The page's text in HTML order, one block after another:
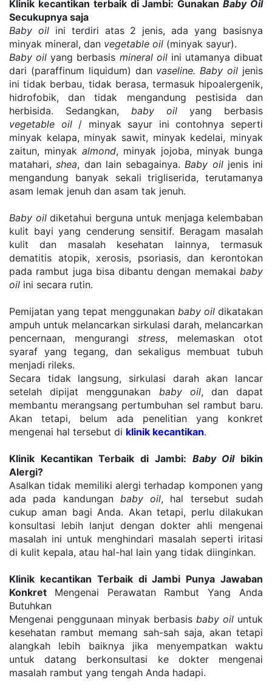
Klinik kecantikan terbaik di Jambi: Gunakan Baby Oil
Secukupnya saja
Baby oil ini terdiri atas 2 jenis, ada yang basisnya
minyak mineral, dan vegetable oil (minyak sayur).
Baby oil yang berbasis mineral oil ini utamanya dibuat
dari (paraffinum liquidum) dan vaseline. Baby oil jenis
ini tidak berbau, tidak berasa, termasuk hipoalergenik,
hidrofobik, dan tidak mengandung pestisida dan
herbisida. Sedangkan, baby oil
vegetable oil / minyak sayur ini contohnya seperti
minyak kelapa, minyak sawit, minyak kedelai, minyak
zaitun, minyak almond, minyak jojoba, minyak bunga
matahari, shea, dan lain sebagainya. Baby oil jenis ini
mengandung banyak sekali trigliserida, terutamanya
asam lemak jenuh dan asam tak jenuh.
Baby oil diketahui berguna untuk menjaga kelembaban
kulit bayi yang cenderung sensitif. Beragam masalah
kulit dan masalah kesehatan lainnya, termasuk
dematitis atopik, xerosis, psoriasis, dan kerontokan
pada rambut juga bisa dibantu dengan memakai baby
oil ini secara rutin.
Pemijatan yang tepat menggunakan baby oil dikatakan
ampuh untuk melancarkan sirkulasi darah, melancarkan
pencernaan, mengurangi stress, melemaskan otot
syaraf yang tegang, dan sekaligus membuat tubuh
menjadi rileks.
Secara tidak langsung, sirkulasi darah akan lancar
setelah dipijat menggunakan baby oil, dan dapat
membantu merangsang pertumbuhan sel rambut baru.
Akan tetapi, belum ada penelitian yang konkret
mengenai hal tersebut di klinik kecantikan.
Klinik Kecantikan Terbaik di Jambi: Baby Oil bikin
Alergi?
Asalkan tidak memiliki alergi terhadap komponen yang
ada pada kandungan baby oil, hal tersebut sudah
cukup aman bagi Anda. Akan tetapi, perlu dilakukan
konsultasi lebih lanjut dengan dokter ahli mengenai
masalah ini untuk menghindari masalah seperti iritasi
di kulit kepala, atau hal-hal lain yang tidak diinginkan.
Klinik kecantikan Terbaik di Jambi Punya Jawaban
Konkret Mengenai Perawatan Rambut Yang Anda
Butuhkan
Mengenai penggunaan minyak berbasis baby oil untuk
kesehatan rambut memang sah-sah saja, akan tetapi
alangkah lebih baiknya jika menyempatkan waktu
untuk datang berkonsultasi ke dokter mengenai
masalah rambut yang tengah Anda hadapi.